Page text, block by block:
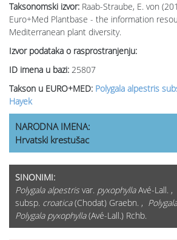
Taksonomski izvor: Raab-Straube, E. von
Euro+Med Plantbase - the information
Mediterranean plant diversity.
Izvor podataka o rasprostranjenju:
ID imena u bazi: 25807
Takson u EURO+MED: Polygala alpestris
Hayek
NARODNA IMENA:
Hrvatski krestušac
SINONIMI:
Polygala alpestris var. pyxophyllaAvé-Lall. ,
subsp. croatica(Chodat) Graebn. ,
Polygala pyxophylla(Avé-Lall.) Rchb.